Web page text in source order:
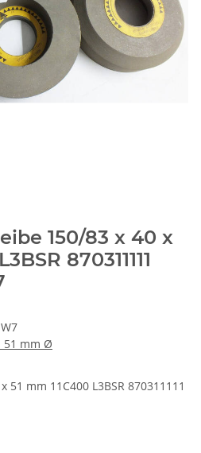
150/83 x 40 x
870311111
51 mm Ø
mm 11C400 L3BSR 870311111